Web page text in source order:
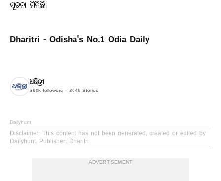
ସୂଚନା ମିଳିଛି।
Dharitri - Odisha's No.1 Odia Daily
ଧରିତ୍ରୀ
398k followers 304k Stories
Dailyhunt
Disclaimer: This content has not been generated, created or edited by
Dailyhunt. Publisher: Dharitri
ADVERTISEMENT